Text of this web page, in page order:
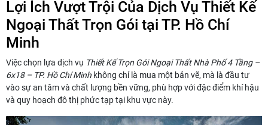
Lợi Ích Vượt Trội Của Dịch Vụ Thiết Kế
Ngoại Thất Trọn Gói tại TP. Hồ Chí
Minh
Việc chọn lựa dịch vụ Thiết Kế Trọn Gói Ngoại Thất Nhà Phố 4 Tầng –
6x18 – TP. Hồ Chí Minh không chỉ là mua một bản vẽ, mà là đầu tư
vào sự an tâm và chất lượng bền vững, phù hợp với đặc điểm khí hậu
và quy hoạch đô thị phức tạp tại khu vực này.